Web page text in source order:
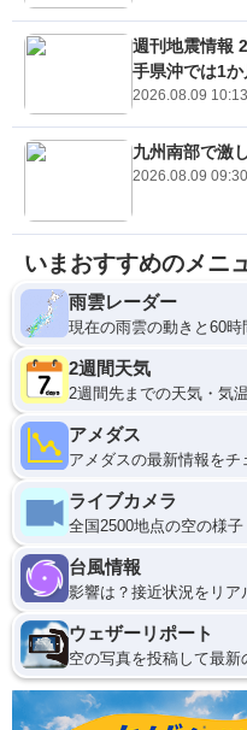
週刊地震情報
手県沖では1
2026.08.09 10:13
九州南部で激
2026.08.09 09:30
いまおすすめのメニ
雨雲レーダー
現在の雨雲の動きと60時
2週間天気
2週間先までの天気・気
アメダス
アメダスの最新情報をチ
ライブカメラ
全国2500地点の空の様子
台風情報
影響は？接近状況をリア
ウェザーリポート
空の写真を投稿して最新